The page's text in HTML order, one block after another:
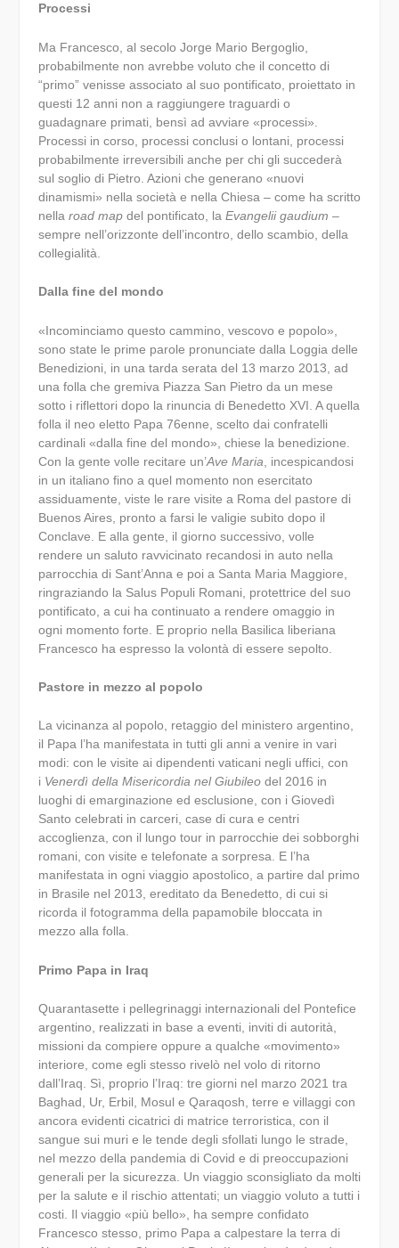
Processi
Ma Francesco, al secolo Jorge Mario Bergoglio,
probabilmente non avrebbe voluto che il concetto di
“primo” venisse associato al suo pontificato, proiettato in
questi 12 anni non a raggiungere traguardi o
guadagnare primati, bensì ad avviare «processi».
Processi in corso, processi conclusi o lontani, processi
probabilmente irreversibili anche per chi gli succederà
sul soglio di Pietro. Azioni che generano «nuovi
dinamismi» nella società e nella Chiesa – come ha scritto
nella road mapdel pontificato, la Evangelii gaudium –
sempre nell’orizzonte dell’incontro, dello scambio, della
collegialità.
Dalla fine del mondo
«Incominciamo questo cammino, vescovo e popolo»,
sono state le prime parole pronunciate dalla Loggia delle
Benedizioni, in una tarda serata del 13 marzo 2013, ad
una folla che gremiva Piazza San Pietro da un mese
sotto i riflettori dopo la rinuncia di Benedetto XVI. A quella
folla il neo eletto Papa 76enne, scelto dai confratelli
cardinali «dalla fine del mondo», chiese la benedizione.
Con la gente volle recitare un’Ave Maria , incespicandosi
in un italiano fino a quel momento non esercitato
assiduamente, viste le rare visite a Roma del pastore di
Buenos Aires, pronto a farsi le valigie subito dopo il
Conclave. E alla gente, il giorno successivo, volle
rendere un saluto ravvicinato recandosi in auto nella
parrocchia di Sant’Anna e poi a Santa Maria Maggiore,
ringraziando la Salus Populi Romani, protettrice del suo
pontificato, a cui ha continuato a rendere omaggio in
ogni momento forte. E proprio nella Basilica liberiana
Francesco ha espresso la volontà di essere sepolto.
Pastore in mezzo al popolo
La vicinanza al popolo, retaggio del ministero argentino,
il Papa l’ha manifestata in tutti gli anni a venire in vari
modi: con le visite ai dipendenti vaticani negli uffici, con
i Venerdì della Misericordia nel Giubileodel 2016 in
luoghi di emarginazione ed esclusione, con i Giovedì
Santo celebrati in carceri, case di cura e centri
accoglienza, con il lungo tour in parrocchie dei sobborghi
romani, con visite e telefonate a sorpresa. E l’ha
manifestata in ogni viaggio apostolico, a partire dal primo
in Brasile nel 2013, ereditato da Benedetto, di cui si
ricorda il fotogramma della papamobile bloccata in
mezzo alla folla.
Primo Papa in Iraq
Quarantasette i pellegrinaggi internazionali del Pontefice
argentino, realizzati in base a eventi, inviti di autorità,
missioni da compiere oppure a qualche «movimento»
interiore, come egli stesso rivelò nel volo di ritorno
dall’Iraq. Sì, proprio l’Iraq: tre giorni nel marzo 2021 tra
Baghad, Ur, Erbil, Mosul e Qaraqosh, terre e villaggi con
ancora evidenti cicatrici di matrice terroristica, con il
sangue sui muri e le tende degli sfollati lungo le strade,
nel mezzo della pandemia di Covid e di preoccupazioni
generali per la sicurezza. Un viaggio sconsigliato da molti
per la salute e il rischio attentati; un viaggio voluto a tutti i
costi. Il viaggio «più bello», ha sempre confidato
Francesco stesso, primo Papa a calpestare la terra di